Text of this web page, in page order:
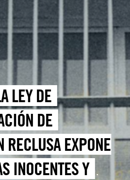
LEY DE
DE
RECLUSA EXPONE
INOCENTES Y